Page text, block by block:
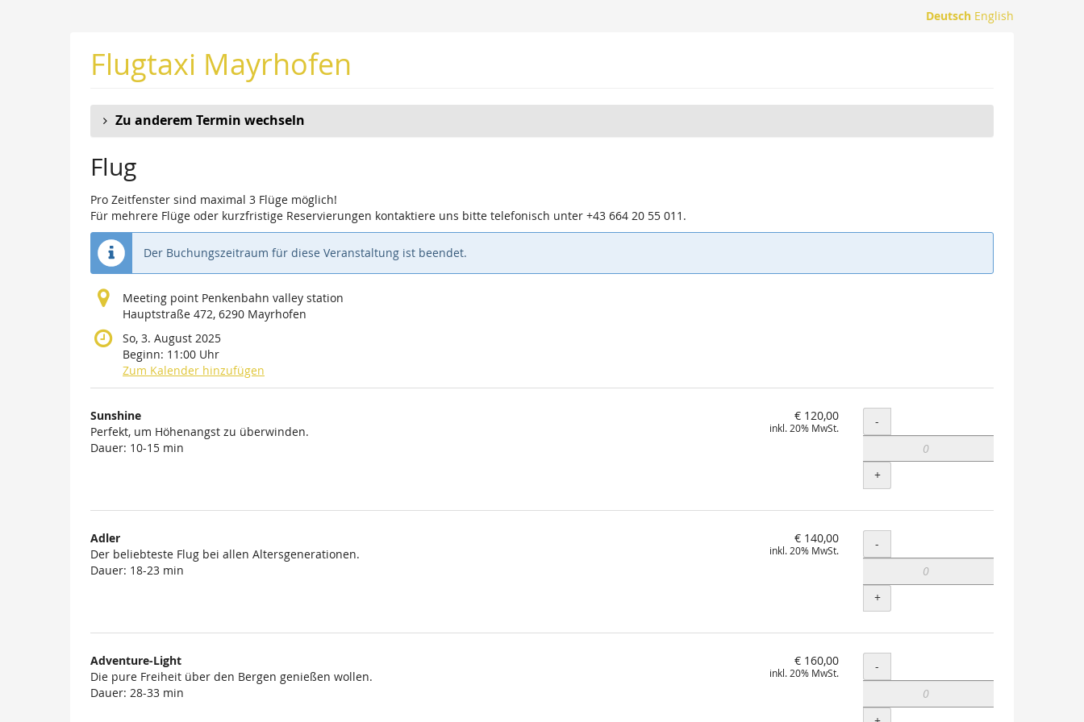
Deutsch English
Flugtaxi Mayrhofen
Zu anderem Termin wechseln
Flug
Pro Zeitfenster sind maximal 3 Flüge möglich!
Für mehrere Flüge oder kurzfristige Reservierungen kontaktiere uns bitte telefonisch unter +43 664 20 55 011.
Der Buchungszeitraum für diese Veranstaltung ist beendet.
Meeting point Penkenbahn valley station
Hauptstraße 472, 6290 Mayrhofen
So, 3. August 2025
Beginn: 11:00 Uhr
Zum Kalender hinzufügen
Produkte
Unkategorisierte
Produkte
Sunshine
Perfekt, um Höhenangst zu überwinden.
Dauer: 10-15 min
€ 120,00
inkl. 20% MwSt. Menge
-
+
Adler
Der beliebteste Flug bei allen Altersgenerationen.
Dauer: 18-23 min
€ 140,00
inkl. 20% MwSt. Menge
-
+
Adventure-Light
Die pure Freiheit über den Bergen genießen wollen.
Dauer: 28-33 min
€ 160,00
inkl. 20% MwSt. Menge
-